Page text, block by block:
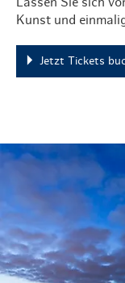
Lassen Sie sich
Kunst und
Jetzt Tickets